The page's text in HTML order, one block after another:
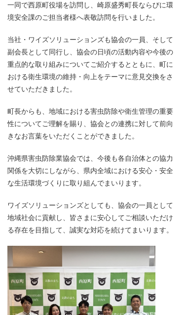
一同で西原町役場を訪問し、崎原盛秀町長ならびに環
境安全課のご担当者様へ表敬訪問を行いました。
当社・ワイズソリューションズも協会の一員、そして
副会長として同行し、協会の日頃の活動内容や今後の
重点的な取り組みについてご紹介するとともに、町に
おける衛生環境の維持・向上をテーマに意見交換をさ
せていただきました。
町長からも、地域における害虫防除や衛生管理の重要
性についてご理解を賜り、協会との連携に対して前向
きなお言葉をいただくことができました。
沖縄県害虫防除業協会では、今後も各自治体との協力
関係を大切にしながら、県内全域における安心・安全
な生活環境づくりに取り組んでまいります。
ワイズソリューションズとしても、協会の一員として
地域社会に貢献し、皆さまに安心してご相談いただけ
る存在を目指して、誠実な対応を続けてまいります。